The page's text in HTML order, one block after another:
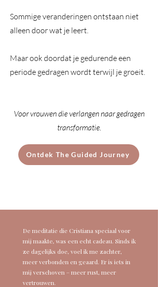
Sommige veranderingen ontstaan niet
alleen door wat je leert.
Maar ook doordat je gedurende een
periode gedragen wordt terwijl je groeit.
Voor vrouwen die verlangen naar gedragen
transformatie.
Ontdek The Guided Journey
De meditatie die Cristiana speciaal voor
mij maakte, was een echt cadeau. Sinds ik
ze dagelijks doe, voel ik me zachter,
meer verbonden en geaard. Er is iets in
mij verschoven – meer rust, meer
vertrouwen.